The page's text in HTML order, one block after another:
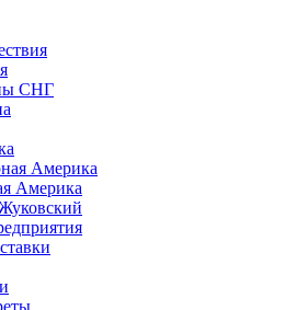
СНГ
Америка
Америка